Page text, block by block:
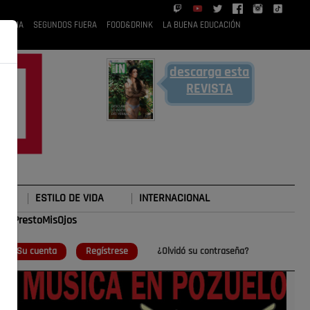
RUBIA SEGUNDOS FUERA FOOD&DRINK LA BUENA EDUCACIÓN
descarga esta
REVISTA
ESTILO DE VIDA INTERNACIONAL
Su cuenta Regístrese ¿Olvidó su contraseña?